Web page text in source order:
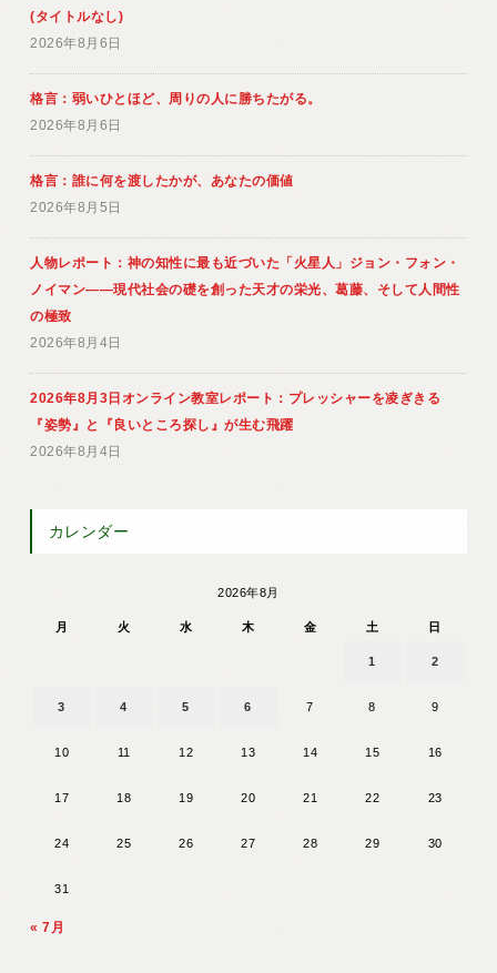
(タイトルなし)
2026年8月6日
格言：弱いひとほど、周りの人に勝ちたがる。
2026年8月6日
格言：誰に何を渡したかが、あなたの価値
2026年8月5日
人物レポート：神の知性に最も近づいた「火星人」ジョン・フォン・
ノイマン――現代社会の礎を創った天才の栄光、葛藤、そして人間性
の極致
2026年8月4日
2026年8月3日オンライン教室レポート：プレッシャーを凌ぎきる
『姿勢』と『良いところ探し』が生む飛躍
2026年8月4日
カレンダー
2026年8月
月 火 水 木 金 土 日
1 2
3 4 5 6 7 8 9
10 11 12 13 14 15 16
17 18 19 20 21 22 23
24 25 26 27 28 29 30
31
« 7月